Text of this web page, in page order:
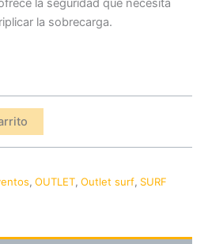
la seguridad que necesita
la sobrecarga.
, OUTLET, Outlet surf, SURF